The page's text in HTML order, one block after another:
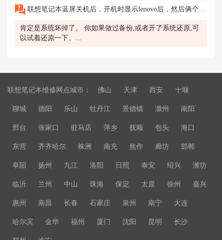
联想笔记本蓝屏关机后，开机时显示lenovo后，然后俩个界面一直重复，咋么回事啊
肯定是系统坏掉了。 你如果做过备份,或者开了系统还原,可
以试着还原一下。...
联想笔记本维修网点城市： 佛山 天津 西安 十堰
聊城 德阳 乐山 牡丹江 景德镇 滁州 南阳
邢台 张家口 驻马店 萍乡 抚顺 包头 海口
东营 齐齐哈尔 株洲 南充 焦作 廊坊 邯郸
阜阳 扬州 九江 洛阳 日照 泰安 绍兴 潍坊
临沂 兰州 中山 珠海 保定 太原 徐州 嘉兴
惠州 南昌 长春 石家庄 泉州 南宁 大连
哈尔滨 金华 福州 厦门 沈阳 昆明 长沙